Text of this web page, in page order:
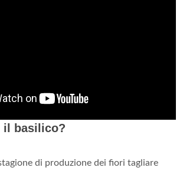
il basilico?
di produzione dei fiori tagliare